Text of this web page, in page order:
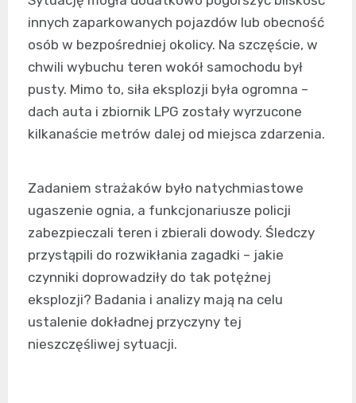
innych zaparkowanych pojazdów lub obecność
osób w bezpośredniej okolicy. Na szczęście, w
chwili wybuchu teren wokół samochodu był
pusty. Mimo to, siła eksplozji była ogromna –
dach auta i zbiornik LPG zostały wyrzucone
kilkanaście metrów dalej od miejsca zdarzenia.
Zadaniem strażaków było natychmiastowe
ugaszenie ognia, a funkcjonariusze policji
zabezpieczali teren i zbierali dowody. Śledczy
przystąpili do rozwikłania zagadki – jakie
czynniki doprowadziły do tak potężnej
eksplozji? Badania i analizy mają na celu
ustalenie dokładnej przyczyny tej
nieszczęśliwej sytuacji.